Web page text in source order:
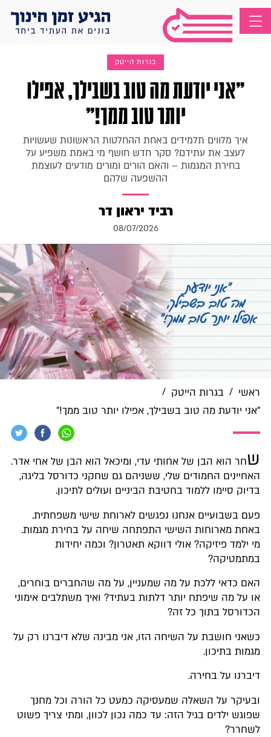
בגרות הייטק
"אני יודעת מה טוב בשבילך, אפילו
יותר טוב ממך!"
איך מלווים תלמידים באחת ההחלטות הראשונות שעשויות
לעצב את עתידם? סקר חדש חושף מי באמת משפיע על
בחירת המגמות – והאם הורים ומורים מודעים לעוצמת
ההשפעה שלהם
רביד יראון דר
08/07/2026
ראשי / בגרות הייטק /
"אני יודעת מה טוב בשבילך, אפילו יותר טוב ממך!"
שחר הוא הבן של אחותי עדי, ומיכאל הוא הבן של אחי אדר.
האחיינים החמודים שלי, ששניהם גם שחקני כדורסל בליגה,
בדיוק סיימו ללמוד בחטיבת הביניים ועולים לתיכון.
פעם בשבועיים אנחנו נפגשים לארוחת שישי משפחתית.
באחת מארוחות השישי התפתחה שיחה על בחירת מגמות.
מי ילמד פיזיקה? אולי דווקא תאטרון? וכמה יחידות
במתמטיקה?
האם כדאי ללכת על מה שמעניין, על מה שהחברים בוחרים,
או על מה שיפתח יותר דלתות בעתיד? ואיך משתלבים אימוני
הכדורסל בתוך כל זה?
כשאני חושבת על השיחה הזו, אני מבינה שלא דיברנו רק על
מגמות בתיכון.
דיברנו על בחירה.
ובעיקר על השאלה שמעסיקה כמעט כל הורה וכל מחנך
שפוגש ילדים בגיל הזה: עד כמה נכון לכוון, ומתי צריך פשוט
לשחרר?